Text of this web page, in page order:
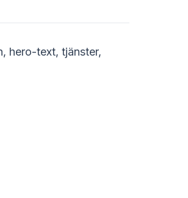
hero-text, tjänster,